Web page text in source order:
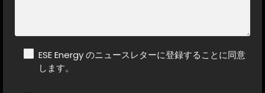
ESE Energy のニュースレターに登録することに同意
します。